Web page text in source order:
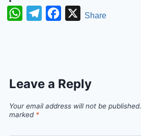
WhatsAppTelegramFacebook
XShare
Leave a Reply
Your email address will not be published.
marked *